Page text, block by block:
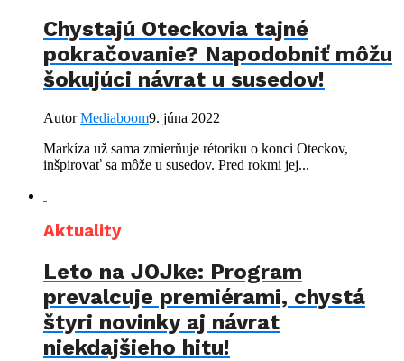
Chystajú Oteckovia tajné
pokračovanie? Napodobniť môžu
šokujúci návrat u susedov!
AutorMediaboom9. júna 2022
Markíza už sama zmierňuje rétoriku o konci Oteckov,
inšpirovať sa môže u susedov. Pred rokmi jej...
Aktuality
Leto na JOJke: Program
prevalcuje premiérami, chystá
štyri novinky aj návrat
niekdajšieho hitu!